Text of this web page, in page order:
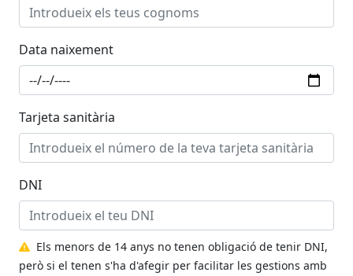
Data naixement
Tarjeta sanitària
DNI
Els menors de 14 anys no tenen obligació de tenir DNI,
però si el tenen s'ha d'afegir per facilitar les gestions amb